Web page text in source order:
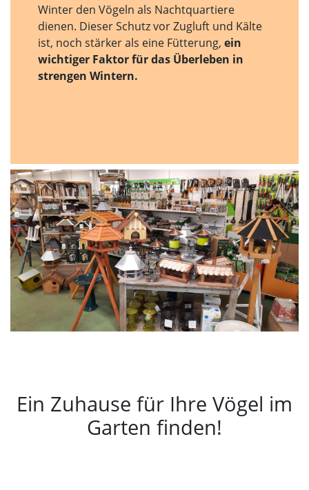
Winter den Vögeln als Nachtquartiere
dienen. Dieser Schutz vor Zugluft und Kälte
ist, noch stärker als eine Fütterung, ein
wichtiger Faktor für das Überleben in
strengen Wintern.
Ein Zuhause für Ihre Vögel im
Garten finden!